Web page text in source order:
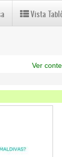
Vista
Ver